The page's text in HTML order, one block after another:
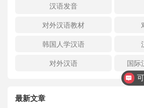
汉语发音
对外汉语教材
韩国人学汉语
对外汉语
国际
最新文章